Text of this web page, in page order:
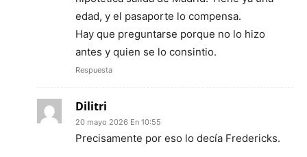
edad, y el pasaporte lo compensa.
Hay que preguntarse porque no lo hizo
antes y quien se lo consintio.
Respuesta
Dilitri
20 mayo 2026 En 10:55
Precisamente por eso lo decía Fredericks.